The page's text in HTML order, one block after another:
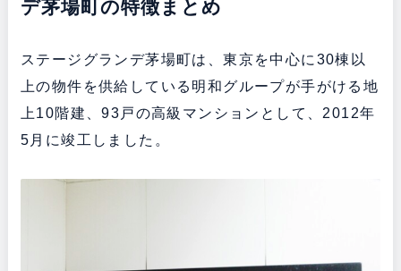
デ茅場町の特徴まとめ
ステージグランデ茅場町は、東京を中心に30棟以
上の物件を供給している明和グループが手がける地
上10階建、93戸の高級マンションとして、2012年
5月に竣工しました。